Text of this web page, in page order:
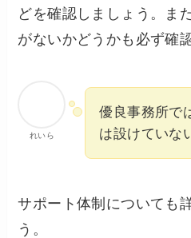
どを確認しましょう。ま
がないかどうかも必ず確
れいら
優良事務所で
は設けていな
サポート体制についても
う。